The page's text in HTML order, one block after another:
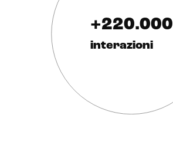
+220.000
interazioni